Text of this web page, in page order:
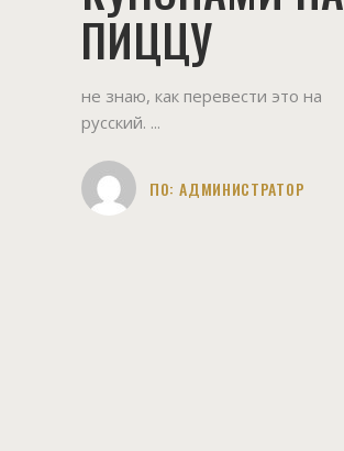
ПИЦЦУ
не знаю, как перевести это на
русский.
ПО: АДМИНИСТРАТОР